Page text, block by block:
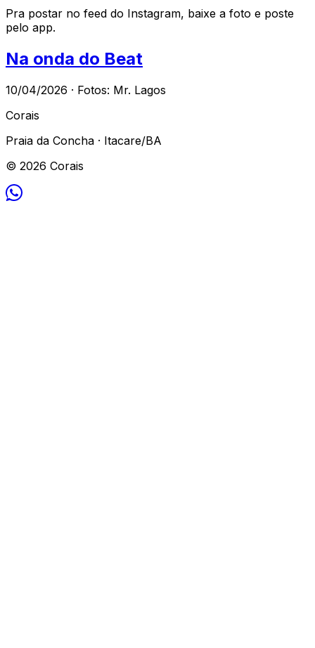
Pra postar no feed do Instagram, baixe a foto e poste
pelo app.
Na onda do Beat
10/04/2026 · Fotos: Mr. Lagos
Corais
Praia da Concha · Itacare/BA
© 2026 Corais